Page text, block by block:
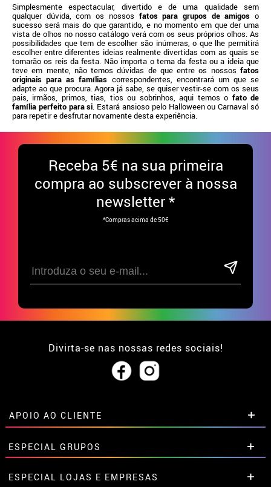
Simplesmente espectacular, divertido e de uma qualidade sem
qualquer dúvida, com os nossos fatos para grupos de amigos o
sucesso será mais do que garantido, e no momento em que der uma
vista de olhos no nosso catálogo verá com os seus próprios olhos. As
possibilidades que tem de escolher são inúmeras, o que lhe permitirá
escolher entre diferentes ideias realmente divertidas com as quais se
tornarão os reis da festa. Não importa o tema da festa ou a ideia que
teve em mente, não temos dúvidas de que entre os nossos fatos
originais para as famílias correspondentes, encontrará um que se
adapte ao que procura. Agora já sabe, se quiser vestir-se com os seus
pais, irmãos, primos, tias, tios ou sobrinhos, aqui temos o fato de
família perfeito para si . Estará ansioso pelo Halloween ou Carnaval só
para repetir e desfrutar novamente desta experiência.
Receba 5€ na sua primeira
compra ao subscrever à nossa
newsletter *
*Compras acima de 50€
Divirta-se nas nossas redes sociais!
APOIO AO CLIENTE
• Sobre nós
• Condições de venda
• Aviso legal ePrivacidade
ESPECIAL GRUPOS
Descontos especiais para grupos.
ESPECIAL LOJAS E EMPRESAS